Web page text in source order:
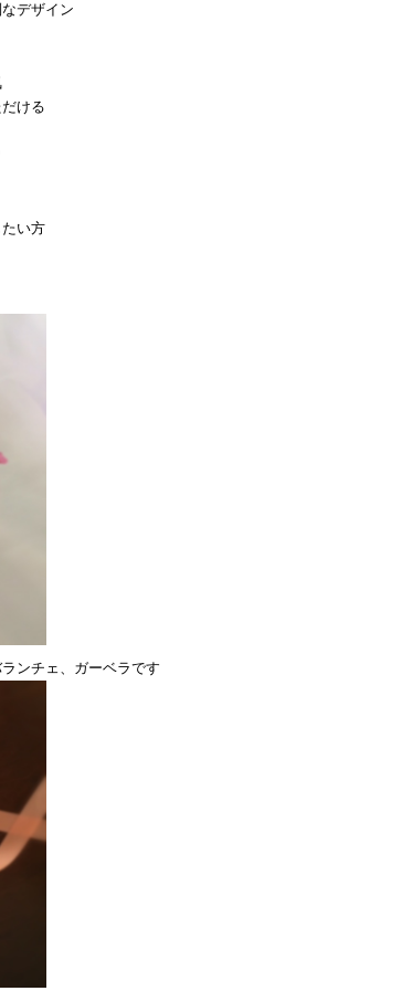
デザイン
ける
い方
ンチェ、ガーベラです